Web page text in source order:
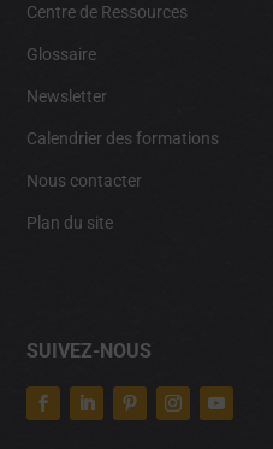
Centre de Ressources
Glossaire
Newsletter
Calendrier des formations
Nous contacter
Plan du site
SUIVEZ-NOUS